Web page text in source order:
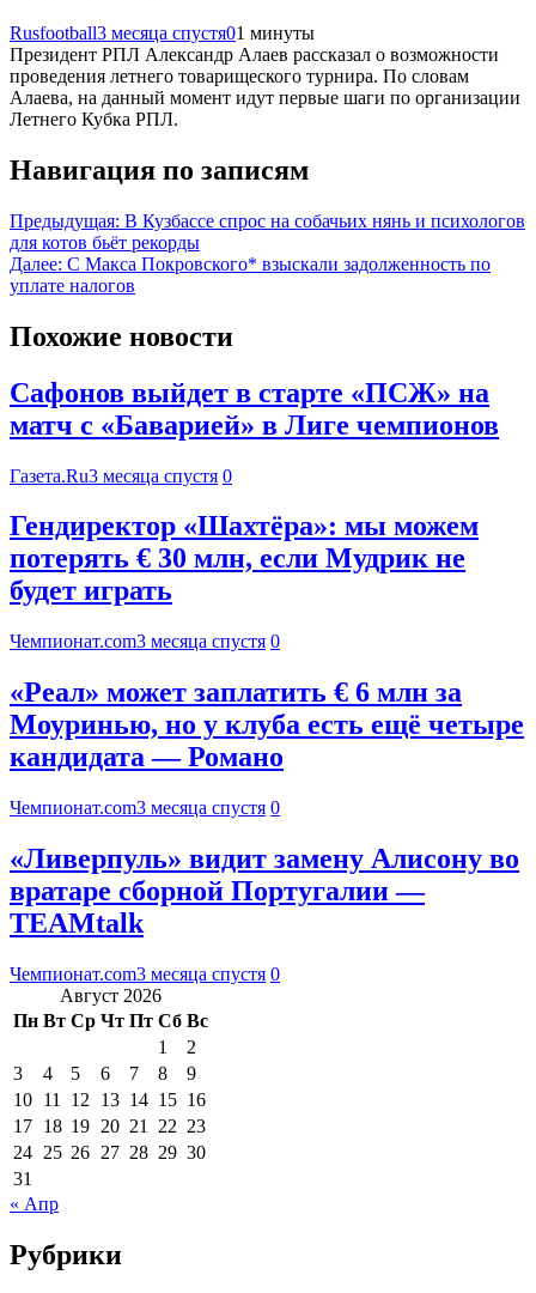
Rusfootball3 месяца спустя01 минуты
Президент РПЛ Александр Алаев рассказал о возможности
проведения летнего товарищеского турнира. По словам
Алаева, на данный момент идут первые шаги по организации
Летнего Кубка РПЛ.
Навигация по записям
Предыдущая: В Кузбассе спрос на собачьих нянь и психологов
для котов бьёт рекорды
Далее: С Макса Покровского* взыскали задолженность по
уплате налогов
Похожие новости
Сафонов выйдет в старте «ПСЖ» на
матч с «Баварией» в Лиге чемпионов
Газета.Ru3 месяца спустя 0
Гендиректор «Шахтёра»: мы можем
потерять € 30 млн, если Мудрик не
будет играть
Чемпионат.com3 месяца спустя 0
«Реал» может заплатить € 6 млн за
Моуринью, но у клуба есть ещё четыре
кандидата — Романо
Чемпионат.com3 месяца спустя 0
«Ливерпуль» видит замену Алисону во
вратаре сборной Португалии —
TEAMtalk
Чемпионат.com3 месяца спустя 0
Август 2026
Пн Вт Ср Чт Пт Сб Вс
1
2
3
4 5 6 7 8
9
10 11 12 13 14 15 16
17 18 19 20 21 22 23
24 25 26 27 28 29 30
31
« Апр
Рубрики